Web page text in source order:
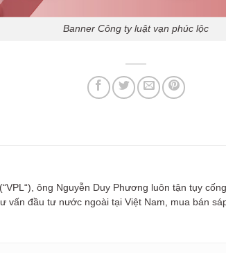
Banner Công ty luật vạn phúc lộc
ông Nguyễn Duy Phương luôn tận tụy
vấn đầu tư nước ngoài tại Việt Nam, mua bán